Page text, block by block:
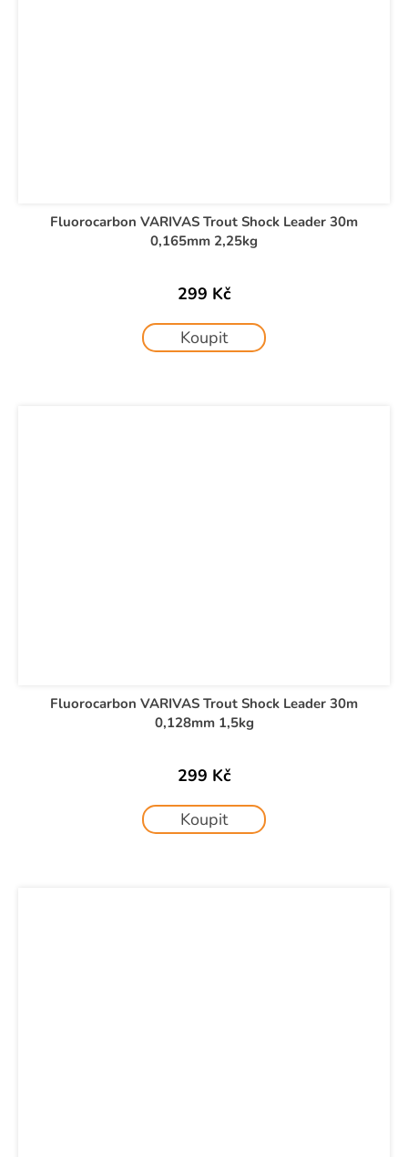
Fluorocarbon VARIVAS Trout Shock Leader 30m
0,165mm 2,25kg
299 Kč
Koupit
Fluorocarbon VARIVAS Trout Shock Leader 30m
0,128mm 1,5kg
299 Kč
Koupit